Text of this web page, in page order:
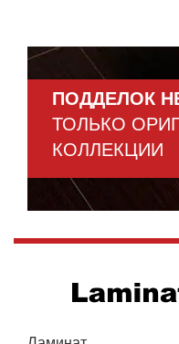
ПОДДЕЛОК
ТОЛЬКО
КОЛЛЕКЦИИ